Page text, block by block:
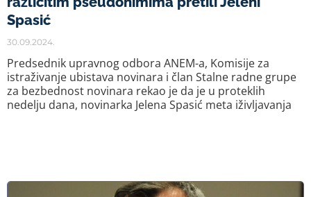
Spasić
30.09.2024.
Predsednik upravnog odbora ANEM-a, Komisije za
istraživanje ubistava novinara i član Stalne radne grupe
za bezbednost novinara rekao je da je u proteklih
nedelju dana, novinarka Jelena Spasić meta iživljavanja